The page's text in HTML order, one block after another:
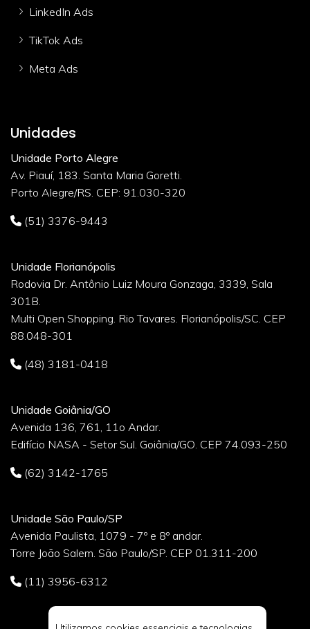
LinkedIn Ads
TikTok Ads
Meta Ads
Unidades
Unidade Porto Alegre
Av. Piauí, 183. Santa Maria Goretti.
Porto Alegre/RS. CEP: 91.030-320
(51) 3376-9443
Unidade Florianópolis
Rodovia Dr. Antônio Luiz Moura Gonzaga, 3339, Sala
301B.
Multi Open Shopping. Rio Tavares. Florianópolis/SC. CEP
88.048-301
(48) 3181-0418
Unidade Goiânia/GO
Avenida 136, 761, 11o Andar.
Edifício NASA - Setor Sul. Goiânia/GO. CEP 74.093-250
(62) 3142-1765
Unidade São Paulo/SP
Avenida Paulista, 1079 - 7º e 8º andar.
Torre João Salem. São Paulo/SP. CEP 01.311-200
(11) 3956-6312